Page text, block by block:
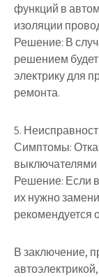
функций в
изоляции
Решение: В
решением
электрику для
ремонта.
5.
Симптомы:
выключателями
Решение: Если
их нужно
рекомендуется
В заключение,